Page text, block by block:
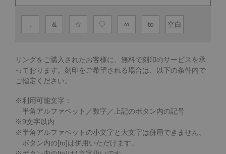
& ☆ ♡ ∞ to 空白
リングをご購入されたお客様に、無料で刻印のサービスを承
っております。 刻印をご希望される場合は、以下の条件内で
ご指定ください。
※利用可能文字：
半角アルファベット／数字／上記のボタン内の記号
※9文字以内
※半角アルファベットの小文字と大文字は併用できません。
ボタン内の[to]は併用いただけます。